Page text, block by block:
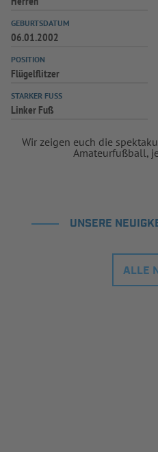
GEBURTSDATUM
06.01.2002
POSITION
Flügelflitzer
STARKER FUSS
Linker Fuß
Wir zeigen euch die
Amateurfußball,
UNSERE
ALLE